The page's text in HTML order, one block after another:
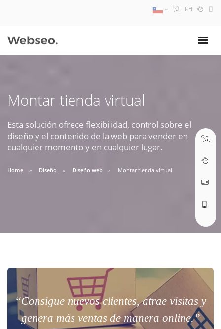
Montar tienda virtual
Esta solución ofrece flexibilidad, control sobre el
diseño y el contenido de la web para vender en
cualquier momento y en cualquier lugar.
Home Diseño Diseño web Montar tienda virtual
“Consigue nuevos clientes, atrae visitas y
genera más ventas de manera online.”
09:30 AM A 18:30 PM
soporte@webseo.cl
ABRIR TICKET